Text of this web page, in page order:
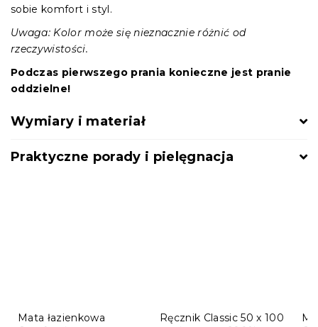
sobie komfort i styl.
Uwaga: Kolor może się nieznacznie różnić od
rzeczywistości.
Podczas pierwszego prania konieczne jest pranie
oddzielne!
Wymiary i materiał
Praktyczne porady i pielęgnacja
Mata łazienkowa
Ręcznik Classic 50 x 100